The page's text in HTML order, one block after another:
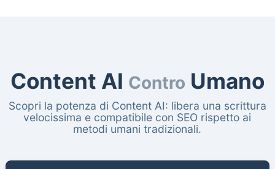
Content AI Contro Umano
Scopri la potenza di Content AI: libera una scrittura
velocissima e compatibile con SEO rispetto ai
metodi umani tradizionali.